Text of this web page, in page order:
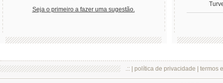
Seja o primeiro a fazer uma sugestão.
.:: | política de privacidade termos